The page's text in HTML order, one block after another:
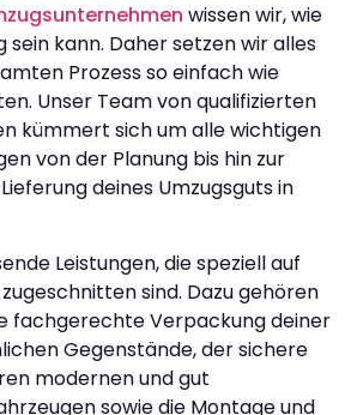
wissen wir, wie
sein kann. Daher setzen wir alles
Prozess so einfach wie
Unser Team von qualifizierten
kümmert sich um alle wichtigen
von der Planung bis hin zur
deines Umzugsguts in
Leistungen, die speziell auf
sind. Dazu gehören
fachgerechte Verpackung deiner
Gegenstände, der sichere
modernen und gut
sowie die Montage und